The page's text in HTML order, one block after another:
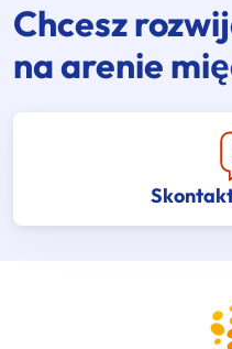
Chcesz
na arenie